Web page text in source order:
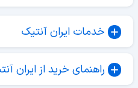
خدمات ایران آنتیک
راهنمای خرید از ایران